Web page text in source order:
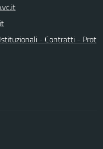
- Contratti - Prot